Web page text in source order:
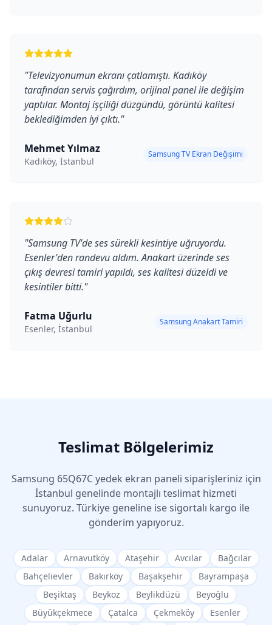
"Televizyonumun ekranı çatlamıştı. Kadıköy
tarafından servis çağırdım, orijinal panel ile değişim
yaptılar. Montaj işçiliği düzgündü, görüntü kalitesi
beklediğimden iyi çıktı."
Mehmet Yılmaz
Kadıköy, İstanbul
Samsung TV Ekran Değişimi
"Samsung TV'de ses sürekli kesintiye uğruyordu.
Esenler'den randevu aldım. Anakart üzerinde ses
çıkış devresi tamiri yapıldı, ses kalitesi düzeldi ve
kesintiler bitti."
Fatma Uğurlu
Esenler, İstanbul
Samsung Anakart Tamiri
Teslimat Bölgelerimiz
Samsung 65Q67Cyedek ekran paneli siparişleriniz için
İstanbul genelinde montajlı teslimat hizmeti
sunuyoruz. Türkiye geneline ise sigortalı kargo ile
gönderim yapıyoruz.
Adalar Arnavutköy Ataşehir Avcılar
Bağcılar
Bahçelievler
Bakırköy Başakşehir
Bayrampaşa
Beşiktaş
Beykoz Beylikdüzü
Beyoğlu
Büyükçekmece
Çatalca Çekmeköy
Esenler